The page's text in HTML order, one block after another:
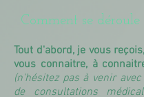
Comment se déroule
Tout d'abord, je vous
vous connaitre, à
(n'hésitez pas à venir
de consultations